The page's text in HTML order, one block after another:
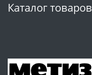
Каталог товаров